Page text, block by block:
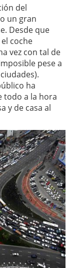
del
un gran
Desde que
coche
vez con tal de
pese a
ha
todo a la hora
y de casa al